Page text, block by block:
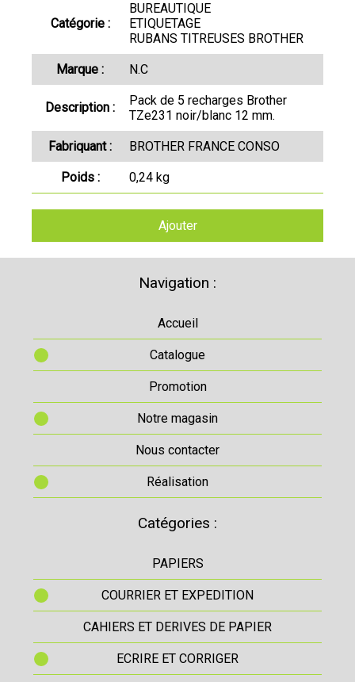
Catégorie :
BUREAUTIQUE
ETIQUETAGE
RUBANS TITREUSES BROTHER
Marque : N.C
Description :
Pack de 5 recharges Brother
TZe231 noir/blanc 12 mm.
Fabriquant : BROTHER FRANCE CONSO
Poids : 0,24 kg
Ajouter
Navigation :
Accueil
Catalogue
Promotion
Notre magasin
Nous contacter
Réalisation
Catégories :
PAPIERS
COURRIER ET EXPEDITION
CAHIERS ET DERIVES DE PAPIER
ECRIRE ET CORRIGER